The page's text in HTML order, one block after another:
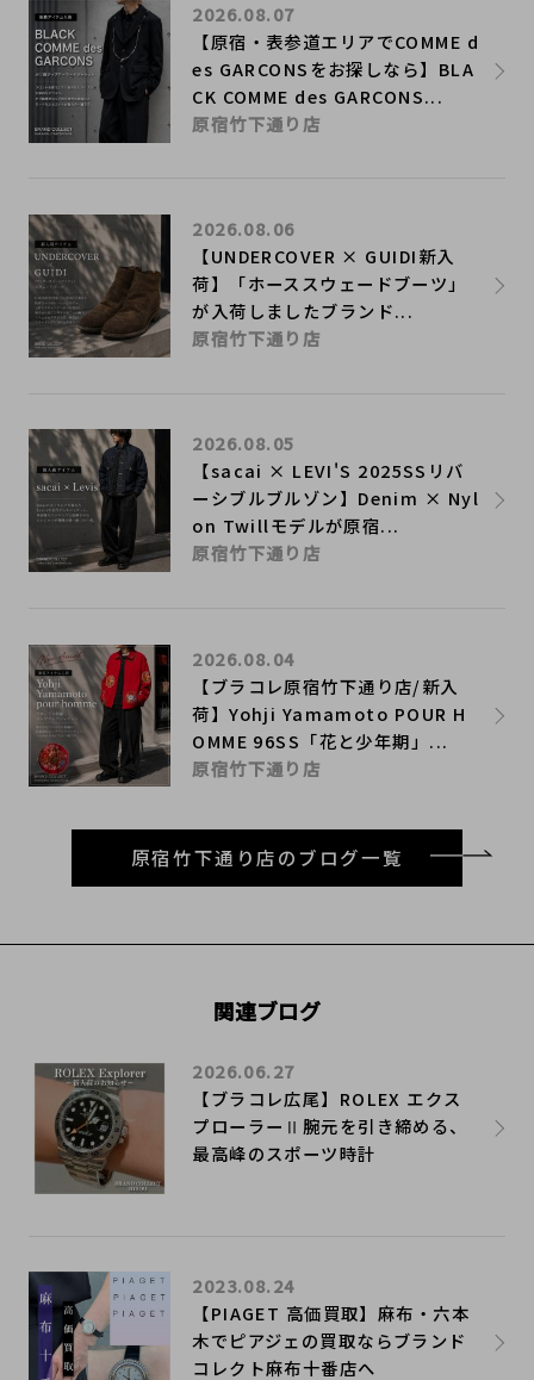
【原宿・表参道エリアでCOMME d
es GARCONSをお探しなら】BLA
CK COMME des GARCONS...
2026.08.07
原宿竹下通り店
【UNDERCOVER × GUIDI新入
荷】「ホーススウェードブーツ」
が入荷しましたブランド...
2026.08.06
原宿竹下通り店
【sacai × LEVI'S 2025SSリバ
ーシブルブルゾン】Denim × Nyl
on Twillモデルが原宿...
2026.08.05
原宿竹下通り店
【ブラコレ原宿竹下通り店/新入
荷】Yohji Yamamoto POUR H
OMME 96SS「花と少年期」...
2026.08.04
原宿竹下通り店
原宿竹下通り店のブログ一覧
関連ブログ
【ブラコレ広尾】ROLEX エクス
プローラーⅡ腕元を引き締める、
最高峰のスポーツ時計
2026.06.27
【PIAGET 高価買取】麻布・六本
木でピアジェの買取ならブランド
コレクト麻布十番店へ
2023.08.24